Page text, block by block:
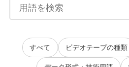
すべて ビデオテープの種類